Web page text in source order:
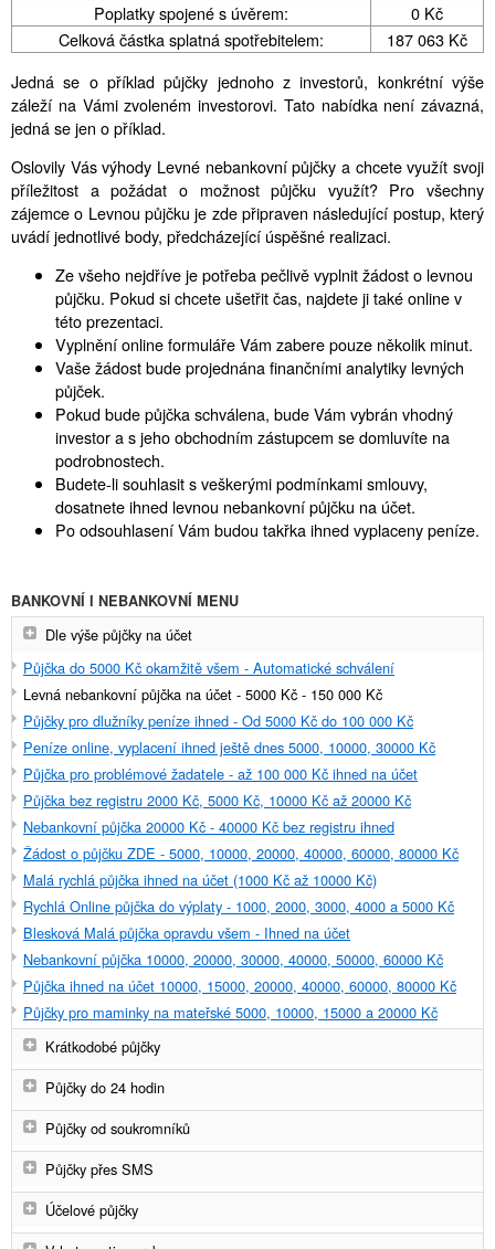
Poplatky spojené s úvěrem:
0 Kč
Celková částka splatná spotřebitelem:
187 063 Kč
Jedná se o příklad půjčky jednoho z investorů, konkrétní výše
záleží na Vámi zvoleném investorovi. Tato nabídka není závazná,
jedná se jen o příklad.
Oslovily Vás výhody Levné nebankovní půjčky a chcete využít svoji
příležitost a požádat o možnost půjčku využít? Pro všechny
zájemce o Levnou půjčku je zde připraven následující postup, který
uvádí jednotlivé body, předcházející úspěšné realizaci.
Ze všeho nejdříve je potřeba pečlivě vyplnit žádost o levnou
půjčku. Pokud si chcete ušetřit čas, najdete ji také online v
této prezentaci.
Vyplnění online formuláře Vám zabere pouze několik minut.
Vaše žádost bude projednána finančními analytiky levných
půjček.
Pokud bude půjčka schválena, bude Vám vybrán vhodný
investor a s jeho obchodním zástupcem se domluvíte na
podrobnostech.
Budete-li souhlasit s veškerými podmínkami smlouvy,
dosatnete ihned levnou nebankovní půjčku na účet.
Po odsouhlasení Vám budou takřka ihned vyplaceny peníze.
BANKOVNÍ I NEBANKOVNÍ MENU
Dle výše půjčky na účet
Půjčka do 5000 Kč okamžitě všem - Automatické schválení
Levná nebankovní půjčka na účet - 5000 Kč - 150 000 Kč
Půjčky pro dlužníky peníze ihned - Od 5000 Kč do 100 000 Kč
Peníze online, vyplacení ihned ještě dnes 5000, 10000, 30000 Kč
Půjčka pro problémové žadatele - až 100 000 Kč ihned na účet
Půjčka bez registru 2000 Kč, 5000 Kč, 10000 Kč až 20000 Kč
Nebankovní půjčka 20000 Kč - 40000 Kč bez registru ihned
Žádost o půjčku ZDE - 5000, 10000, 20000, 40000, 60000, 80000 Kč
Malá rychlá půjčka ihned na účet (1000 Kč až 10000 Kč)
Rychlá Online půjčka do výplaty - 1000, 2000, 3000, 4000 a 5000 Kč
Blesková Malá půjčka opravdu všem - Ihned na účet
Nebankovní půjčka 10000, 20000, 30000, 40000, 50000, 60000 Kč
Půjčka ihned na účet 10000, 15000, 20000, 40000, 60000, 80000 Kč
Půjčky pro maminky na mateřské 5000, 10000, 15000 a 20000 Kč
Krátkodobé půjčky
Půjčky do 24 hodin
Půjčky od soukromníků
Půjčky přes SMS
Účelové půjčky